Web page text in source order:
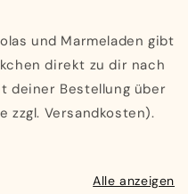
und Marmeladen gibt
direkt zu dir nach
deiner Bestellung über
zzgl. Versandkosten).
Alle anzeigen